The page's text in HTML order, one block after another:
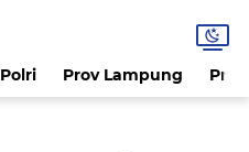
Polri Prov Lampung